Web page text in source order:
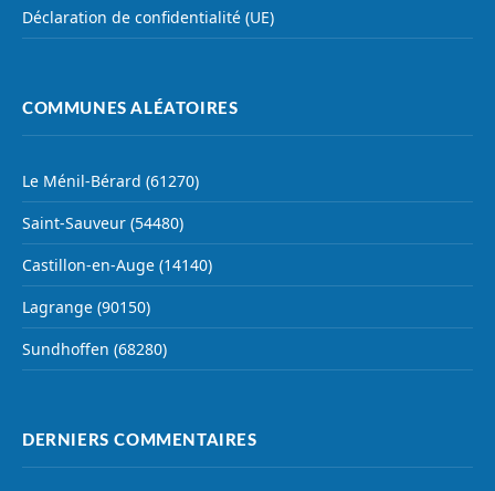
Déclaration de confidentialité (UE)
COMMUNES ALÉATOIRES
Le Ménil-Bérard (61270)
Saint-Sauveur (54480)
Castillon-en-Auge (14140)
Lagrange (90150)
Sundhoffen (68280)
DERNIERS COMMENTAIRES